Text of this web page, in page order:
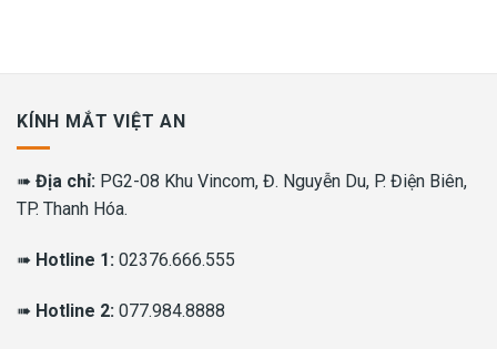
KÍNH MẮT VIỆT AN
➠ Địa chỉ: PG2-08 Khu Vincom, Đ. Nguyễn Du, P. Điện Biên,
TP. Thanh Hóa.
➠ Hotline 1: 02376.666.555
➠ Hotline 2: 077.984.8888